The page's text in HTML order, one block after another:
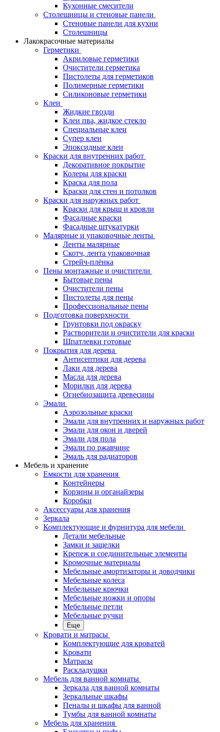
Кухонные смесители
Столешницы и стеновые панели
Стеновые панели для кухни
Столешницы
Лакокрасочные материалы
Герметики
Акриловые герметики
Очистители герметика
Пистолеты для герметиков
Полимерные герметики
Силиконовые герметики
Клеи
Жидкие гвозди
Клеи пва, жидкое стекло
Специальные клеи
Супер клеи
Эпоксидные клеи
Краски для внутренних работ
Декоративное покрытие
Колеры для краски
Краска для пола
Краски для стен и потолков
Краски для наружных работ
Краски для крыш и кровли
Фасадные краски
Фасадные штукатурки
Малярные и упаковочные ленты
Ленты малярные
Скотч, лента упаковочная
Стрейч-плёнка
Пены монтажные и очистители
Бытовые пены
Очистители пены
Пистолеты для пены
Профессиональные пены
Подготовка поверхности
Грунтовки под окраску
Растворители и очистители для краски
Шпатлевки готовые
Покрытия для дерева
Антисептики для дерева
Лаки для дерева
Масла для дерева
Морилки для дерева
Огнебиозащита древесины
Эмали
Аэрозольные краски
Эмали для внутренних и наружных работ
Эмали для окон и дверей
Эмали для пола
Эмали по ржавчине
Эмаль для радиаторов
Мебель и хранение
Емкости для хранения
Контейнеры
Корзины и органайзеры
Коробки
Аксессуары для хранения
Зеркала
Комплектующие и фурнитура для мебели
Детали мебельные
Замки и защелки
Крепеж и соединительные элементы
Кромочные материалы
Мебельные амортизаторы и доводчики
Мебельные колеса
Мебельные крючки
Мебельные ножки и опоры
Мебельные петли
Мебельные ручки
Еще
Кровати и матрасы
Комплектующие для кроватей
Кровати
Матрасы
Раскладушки
Мебель для ванной комнаты
Зеркала для ванной комнаты
Зеркальные шкафы
Пеналы и шкафы для ванной
Тумбы для ванной комнаты
Мебель для хранения